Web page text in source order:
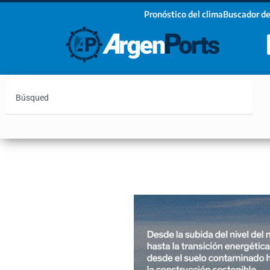
Pronóstico del climaBuscador
¡Sumate a nuestro Newsletter!
Email
Estoy de acuerdo con las condiciones y políticas